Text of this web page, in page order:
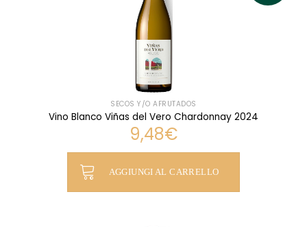
SECOS Y/O AFRUTADOS
Vino Blanco Viñas del Vero Chardonnay 2024
9,48€
AGGIUNGI AL CARRELLO